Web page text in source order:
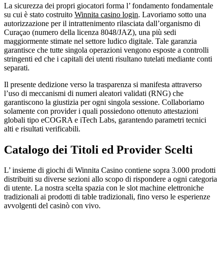
La sicurezza dei propri giocatori forma l’ fondamento fondamentale
su cui è stato costruito Winnita casino login. Lavoriamo sotto una
autorizzazione per il intrattenimento rilasciata dall’organismo di
Curaçao (numero della licenza 8048/JAZ), una più sedi
maggiormente stimate nel settore ludico digitale. Tale garanzia
garantisce che tutte singola operazioni vengono esposte a controlli
stringenti ed che i capitali dei utenti risultano tutelati mediante conti
separati.
Il presente dedizione verso la trasparenza si manifesta attraverso
l’uso di meccanismi di numeri aleatori validati (RNG) che
garantiscono la giustizia per ogni singola sessione. Collaboriamo
solamente con provider i quali possiedono ottenuto attestazioni
globali tipo eCOGRA e iTech Labs, garantendo parametri tecnici
alti e risultati verificabili.
Catalogo dei Titoli ed Provider Scelti
L’ insieme di giochi di Winnita Casino contiene sopra 3.000 prodotti
distribuiti su diverse sezioni allo scopo di rispondere a ogni categoria
di utente. La nostra scelta spazia con le slot machine elettroniche
tradizionali ai prodotti di table tradizionali, fino verso le esperienze
avvolgenti del casinò con vivo.